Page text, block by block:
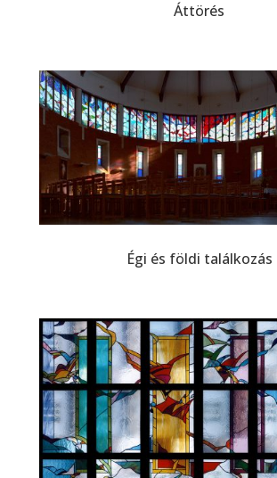
Áttörés
Égi és földi találkozás